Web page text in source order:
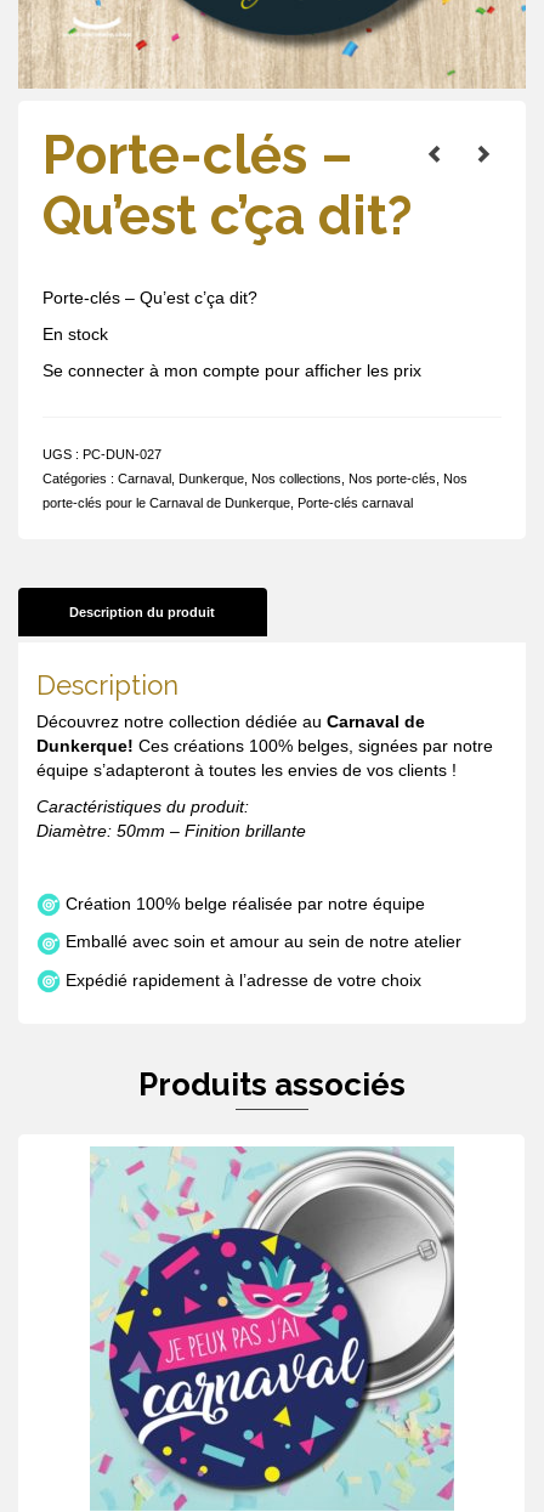
Porte-clés –
Qu’est c’ça dit?
Porte-clés – Qu’est c’ça dit?
En stock
Se connecter à mon compte pour afficher les prix
UGS : PC-DUN-027
Catégories : Carnaval Dunkerque Nos collections Nos porte-clés Nos
porte-clés pour le Carnaval de Dunkerque Porte-clés carnaval
Description du produit
Description
Découvrez notre collection dédiée au Carnaval de
Dunkerque! Ces créations 100% belges, signées par notre
équipe s’adapteront à toutes les envies de vos clients !
Caractéristiques du produit:
Diamètre: 50mm – Finition brillante
Création 100% belge réalisée par notre équipe
Emballé avec soin et amour au sein de notre atelier
Expédié rapidement à l’adresse de votre choix
Produits associés